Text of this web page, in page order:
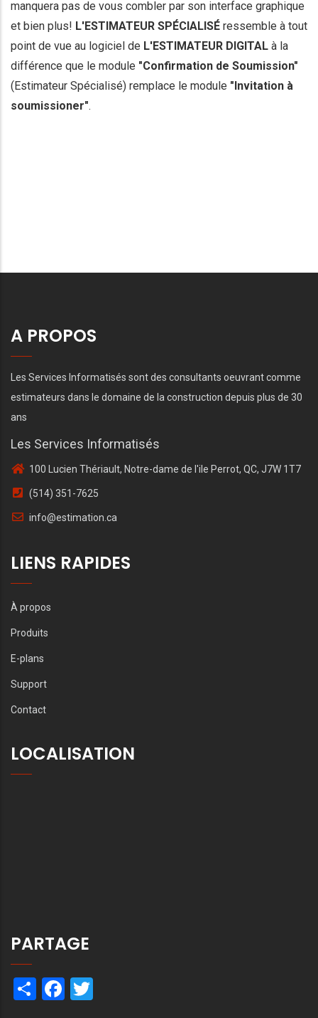
manquera pas de vous combler par son interface graphique
et bien plus! L'ESTIMATEUR SPÉCIALISÉ ressemble à tout
point de vue au logiciel de L'ESTIMATEUR DIGITAL à la
différence que le module "Confirmation de Soumission"
(Estimateur Spécialisé) remplace le module "Invitation à
soumissioner".
A PROPOS
Les Services Informatisés sont des consultants oeuvrant comme
estimateurs dans le domaine de la construction depuis plus de 30
ans
Les Services Informatisés
100 Lucien Thériault, Notre-dame de l'ile Perrot, QC, J7W 1T7
(514) 351-7625
info@estimation.ca
LIENS RAPIDES
À propos
Produits
E-plans
Support
Contact
LOCALISATION
PARTAGE
ShareFacebook